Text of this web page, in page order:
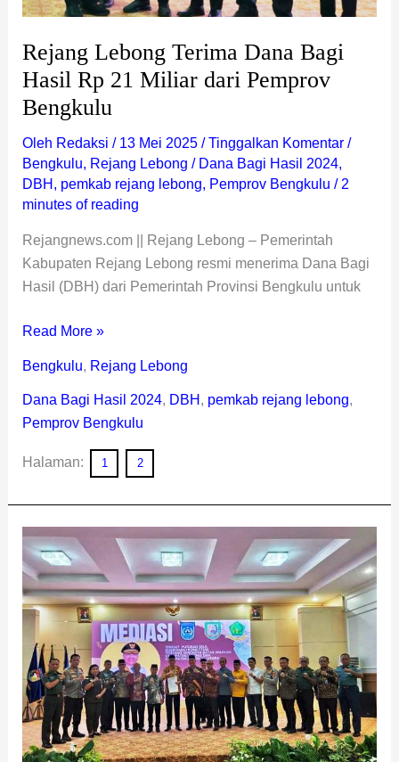
Rejang Lebong Terima Dana Bagi
Hasil Rp 21 Miliar dari Pemprov
Bengkulu
Oleh Redaksi / 13 Mei 2025 /Tinggalkan Komentar /
Bengkulu, Rejang Lebong / Dana Bagi Hasil 2024,
DBH , pemkab rejang lebong, Pemprov Bengkulu / 2
minutes of reading
Rejangnews.com || Rejang Lebong – Pemerintah
Kabupaten Rejang Lebong resmi menerima Dana Bagi
Hasil (DBH) dari Pemerintah Provinsi Bengkulu untuk
Read More »
Bengkulu, Rejang Lebong
Dana Bagi Hasil 2024, DBH , pemkab rejang lebong,
Pemprov Bengkulu
Halaman: 1 2
Bupati
dan
Sekda
Lebong
Hadiri
Mediasi
Tapal
Batas
di
Bengkulu